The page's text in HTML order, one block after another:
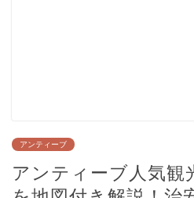
アンティーブ
アンティーブ人気観